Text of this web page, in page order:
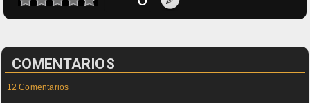
COMENTARIOS
12 Comentarios